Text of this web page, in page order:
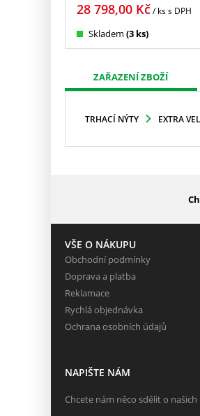
28 798,00Kč/ kss DPH
Skladem (3 ks)
ZAŘAZENÍ ZBOŽÍ
TRHACÍ NÝTY EXTRA
VŠE O NÁKUPU
Obchodní podmínky
Doprava a platba
Reklamace
Rychlá objednávka
Ochrana osobních údajů
NAPIŠTE NÁM
Chcete nám něco sdělit o